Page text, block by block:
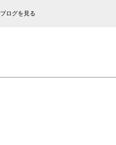
ブログを見る